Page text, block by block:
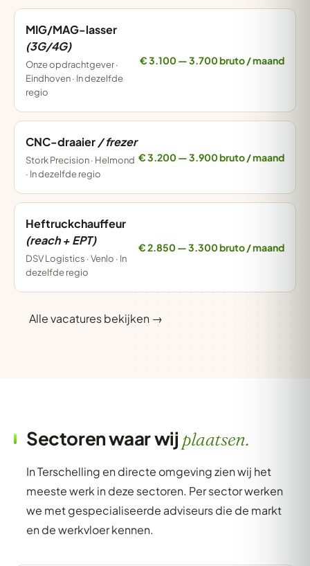
MIG/MAG-lasser
(3G/4G)
Onze opdrachtgever ·
Eindhoven · In dezelfde
regio
€ 3.100 — 3.700 bruto / maand
CNC-draaier / frezer
Stork Precision · Helmond
· In dezelfde regio
€ 3.200 — 3.900 bruto / maand
Heftruckchauffeur
(reach + EPT)
DSV Logistics · Venlo · In
dezelfde regio
€ 2.850 — 3.300 bruto / maand
Alle vacatures bekijken →
Sectoren waar wij plaatsen.
In Terschelling en directe omgeving zien wij het
meeste werk in deze sectoren. Per sector werken
we met gespecialiseerde adviseurs die de markt
en de werkvloer kennen.